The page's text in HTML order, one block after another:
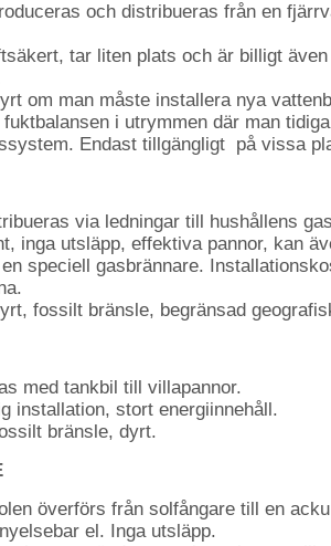
och distribueras från en
tar liten plats och är billigt
om man måste installera nya
fuktbalansen i utrymmen där man
Endast tillgängligt på vissa
via ledningar till hushållens
inga utsläpp, effektiva pannor, kan
speciell gasbrännare.
fossilt bränsle, begränsad
med tankbil till villapannor.
installation, stort energiinnehåll.
bränsle, dyrt.
överförs från solfångare till en
el. Inga utsläpp.